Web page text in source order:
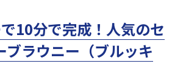
10分で完成！人気のセ
ブラウニー（ブルッキ